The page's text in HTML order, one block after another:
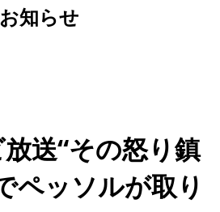
お知らせ
送“その怒り鎮
ペッソルが取り